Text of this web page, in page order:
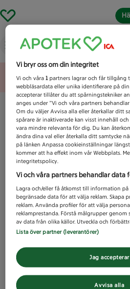
Vad letar du efter idag?
Unknown
Vi bryr oss om din integritet
Vi och våra1 partners lagrar och får tillgång
webbläsardata eller unika identifierare på
accepterar tillåter du att spårningstekniker
anges under ”Vi och våra partners
Om du väljer Avvisa alla eller återkallar ditt
spårare är inaktiverade kan visst innehåll
vara mindre relevanta för dig. Du kan
ändra dina val eller återkalla ditt samtycke
på länken Anpassa cookieinställningar
kommer att ha effekt inom vår Webbplats.
integritetspolicy.
Vi och våra partners behandlar data
Lagra och/eller få åtkomst till information
begränsade data för att välja reklam. Skapa
reklam. Använda profiler för att välja
reklamprestanda. Förstå målgrupper
av data från olika källor. Utveckla och
Lista över partner (leverantörer)
Avvisa alla
Jag accepterar